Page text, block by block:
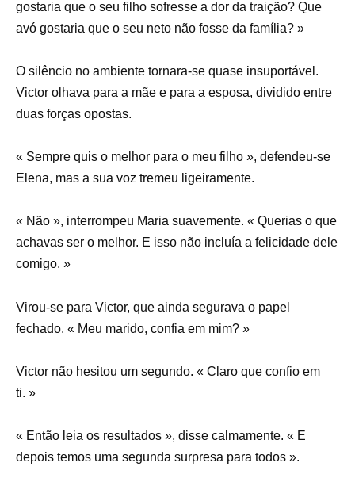
gostaria que o seu filho sofresse a dor da traição? Que
avó gostaria que o seu neto não fosse da família? »
O silêncio no ambiente tornara-se quase insuportável.
Victor olhava para a mãe e para a esposa, dividido entre
duas forças opostas.
« Sempre quis o melhor para o meu filho », defendeu-se
Elena, mas a sua voz tremeu ligeiramente.
« Não », interrompeu Maria suavemente. « Querias o que
achavas ser o melhor. E isso não incluía a felicidade dele
comigo. »
Virou-se para Victor, que ainda segurava o papel
fechado. « Meu marido, confia em mim? »
Victor não hesitou um segundo. « Claro que confio em
ti. »
« Então leia os resultados », disse calmamente. « E
depois temos uma segunda surpresa para todos ».